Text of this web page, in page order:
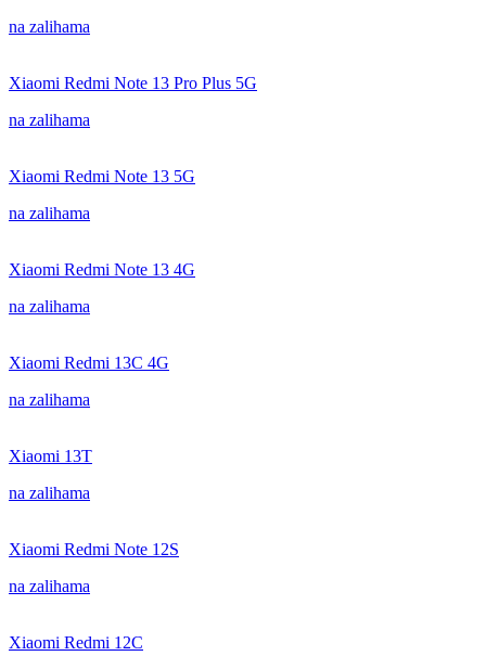
na zalihama
Xiaomi Redmi Note 13 Pro Plus 5G
na zalihama
Xiaomi Redmi Note 13 5G
na zalihama
Xiaomi Redmi Note 13 4G
na zalihama
Xiaomi Redmi 13C 4G
na zalihama
Xiaomi 13T
na zalihama
Xiaomi Redmi Note 12S
na zalihama
Xiaomi Redmi 12C